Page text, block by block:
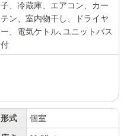
子、冷蔵庫、エアコン、カー
テン、室内物干し、ドライヤ
ー、電気ケトル､ユニットバス
付
形式 個室